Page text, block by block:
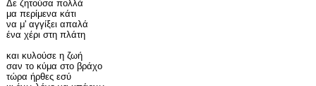
Δε ζητούσα πολλά
μα περίμενα κάτι
να μ' αγγίξει απαλά
ένα χέρι στη πλάτη
και κυλούσε η ζωή
σαν το κύμα στο βράχο
τώρα ήρθες εσύ